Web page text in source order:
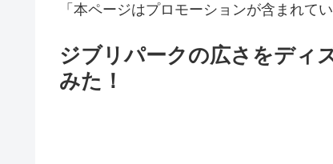
「本ページはプロモーションが含まれてい
ジブリパークの広さをディ
みた！